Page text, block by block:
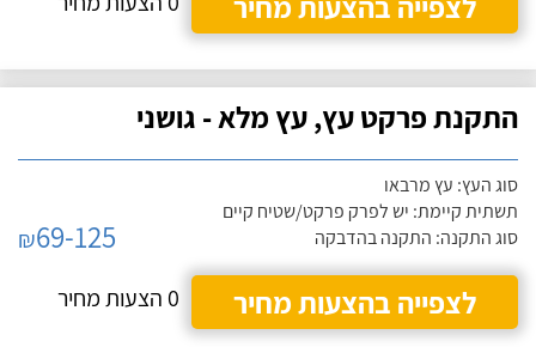
התקנת פרקט עץ, עץ מלא - גושני
סוג העץ: עץ מרבאו
תשתית קיימת: יש לפרק פרקט/שטיח קיים
סוג התקנה: התקנה בהדבקה
₪69-125
לצפייה בהצעות מחיר
0 הצעות מחיר